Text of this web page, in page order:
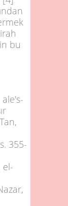
bu
355-
el-